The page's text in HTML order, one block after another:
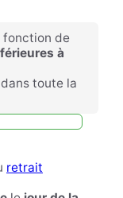
fonction de
à
dans toute la
retrait